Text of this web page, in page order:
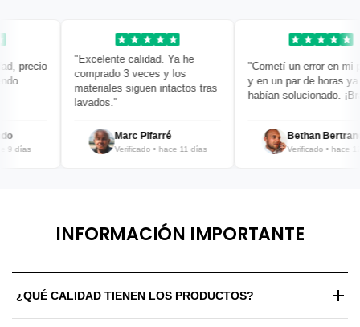
precio
días
"Excelente calidad. Ya he
comprado 3 veces y los
materiales siguen intactos tras
lavados."
Marc Pifarré
Verificado • hace 11 días
"Cometí un error en mi
y en un par de horas ya lo
habían solucionado.
Bethan Bertrand
Verificado • hace 12
INFORMACIÓN IMPORTANTE
¿QUÉ CALIDAD TIENEN LOS PRODUCTOS?